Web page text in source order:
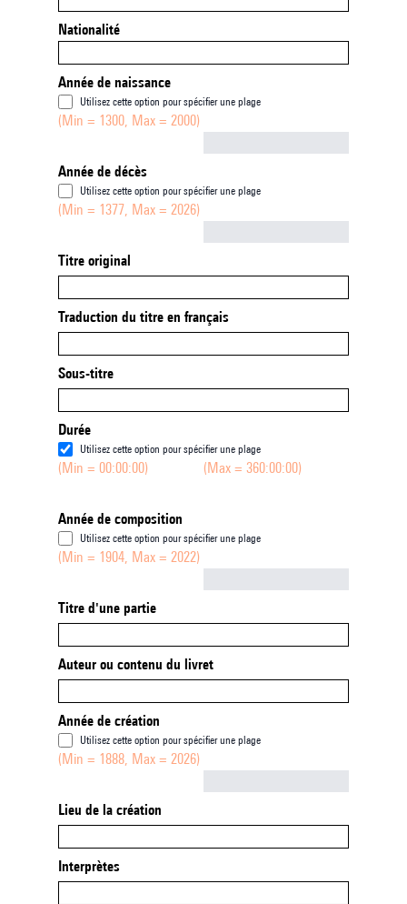
Nationalité
Année de naissance
Utilisez cette option pour spécifier une plage
(Min = 1300, Max = 2000)
Année de décès
Utilisez cette option pour spécifier une plage
(Min = 1377, Max = 2026)
Titre original
Traduction du titre en français
Sous-titre
Durée
Utilisez cette option pour spécifier une plage
(Min = 00:00:00) (Max = 360:00:00)
Année de composition
Utilisez cette option pour spécifier une plage
(Min = 1904, Max = 2022)
Titre d'une partie
Auteur ou contenu du livret
Année de création
Utilisez cette option pour spécifier une plage
(Min = 1888, Max = 2026)
Lieu de la création
Interprètes